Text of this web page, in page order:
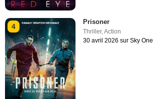
4
Prisoner
Thriller,Action
30 avril 2026 sur Sky One